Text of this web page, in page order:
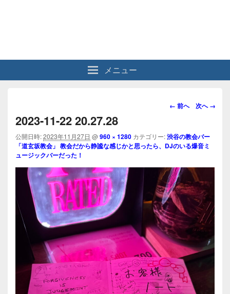
メニュー
画
ビ
ゲ
シ
ョ
ン
← 前へ 次へ →
2023-11-22 20.27.28
公開日時:2023年11月27日 @960 × 1280 カテゴリー:渋谷の教会バー
「道玄坂教会」 教会だから静謐な感じかと思ったら、DJのいる爆音ミ
ュージックバーだった！